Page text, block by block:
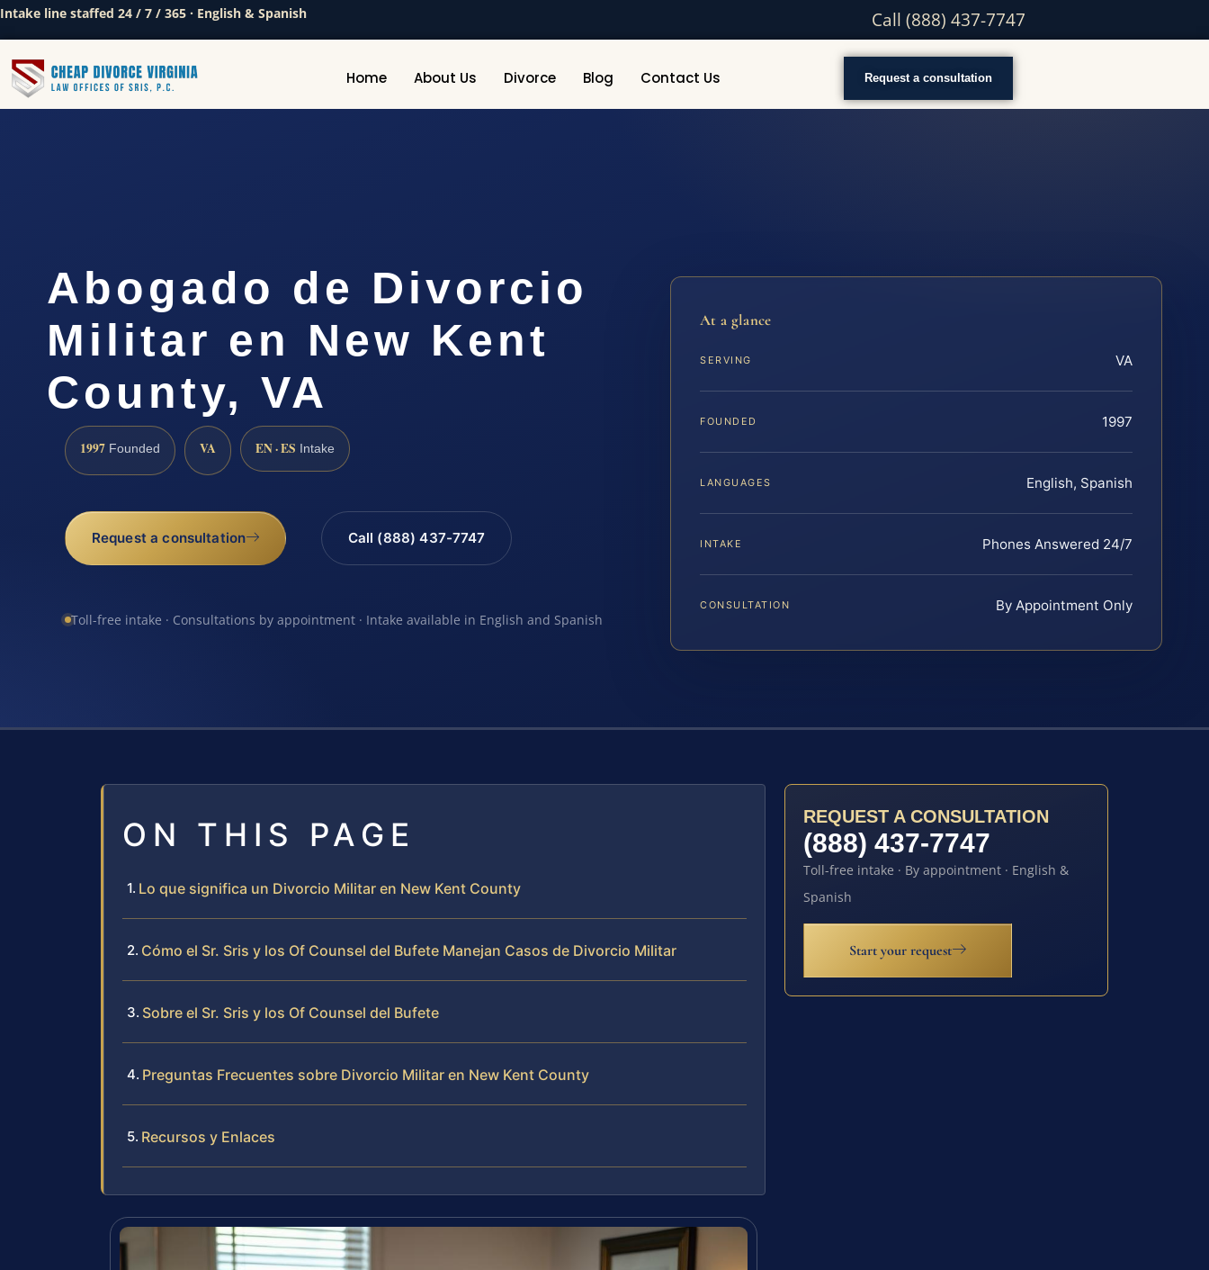
Intake line staffed 24 / 7 / 365 · English & Spanish Call (888) 437-7747
Home About Us Divorce Blog Contact Us Request a consultation
Abogado de Divorcio
Militar en New Kent
County, VA
1997 Founded VA EN · ES Intake
Request a consultation Call (888) 437-7747
Toll-free intake · Consultations by appointment · Intake available in English and Spanish
At a glance
SERVING VA
FOUNDED 1997
LANGUAGES English, Spanish
INTAKE Phones Answered 24/7
CONSULTATION By Appointment Only
ON THIS PAGE
Lo que significa un Divorcio Militar en New Kent County
Cómo el Sr. Sris y los Of Counsel del Bufete Manejan Casos de Divorcio Militar
Sobre el Sr. Sris y los Of Counsel del Bufete
Preguntas Frecuentes sobre Divorcio Militar en New Kent County
Recursos y Enlaces
REQUEST A CONSULTATION
(888) 437-7747
Toll-free intake · By appointment · English &
Spanish
Start your request